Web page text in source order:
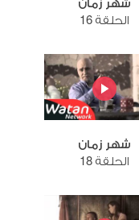
الحلقة 16
شهر زمان
الحلقة 18